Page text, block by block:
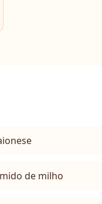
de milho